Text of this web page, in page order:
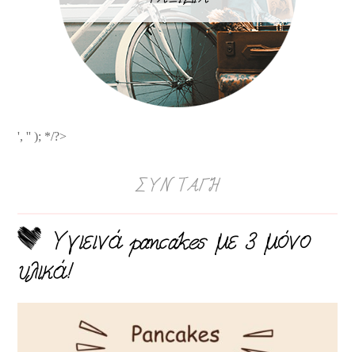
', '' ); */?>
ΣΥΝΤΑΓΉ
Υγιεινά pancakes με 3 μόνο
υλικά!